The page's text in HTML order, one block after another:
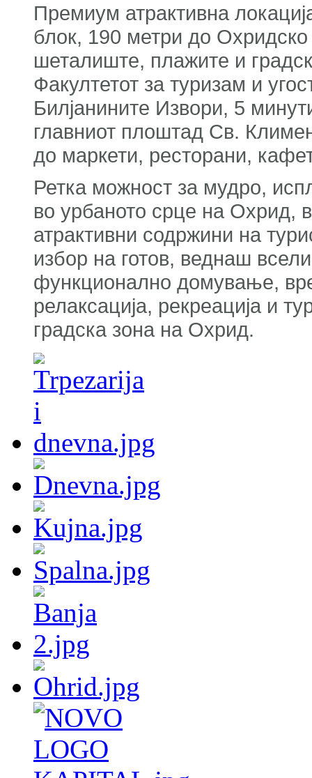
Премиум атрактивна
блок, 190 метри до
шеталиште, плажите и
Факултетот за туризам и
Билјанините Извори, 5
главниот плоштад Св.
до маркети, ресторани,
Ретка можност за мудро,
во урбаното срце на Охрид,
атрактивни содржини на
избор на готов, веднаш
функционално домување,
релаксација, рекреација и
градска зона на Охрид.